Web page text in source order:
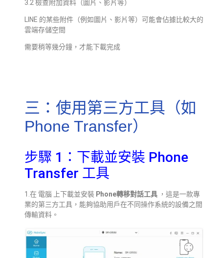
3.2 檢查附加資料（圖片、影片等）
LINE 的某些附件（例如圖片、影片等）可能會佔據比較大的
雲端存儲空間
需要稍等幾分鐘，才能下載完成
三：使用第三方工具（如
Phone Transfer）
步驟 1：下載並安裝 Phone
Transfer 工具
1.在 電腦 上下載並安裝 Phone轉移對話工具 ，這是一款專
業的第三方工具，能夠協助用戶在不同操作系統的設備之間
傳輸資料。